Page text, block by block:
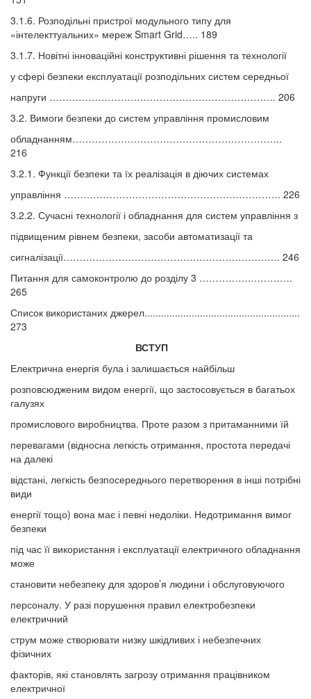
3.1.6. Розподільні пристрої модульного типу для
«інтелекттуальних» мереж Smart Grid….. 189
3.1.7. Новітні інноваційні конструктивні рішення та технології
у сфері безпеки експлуатації розподільних систем середньої
напруги ……………………………………………………………. 206
3.2. Вимоги безпеки до систем управління промисловим
обладнанням………………………………………………………..
216
3.2.1. Функції безпеки та їх реалізація в діючих системах
управління …………………………………………………………. 226
3.2.2. Сучасні технології і обладнання для систем управління з
підвищеним рівнем безпеки, засоби автоматизації та
сигналізації…………………………………………………………. 246
Питання для самоконтролю до розділу 3 …………….………….
265
Список використаних джерел........................................................
273
ВСТУП
Електрична енергія була і залишається найбільш
розповсюдженим видом енергії, що застосовується в багатьох
галузях
промислового виробництва. Проте разом з притаманними їй
перевагами (відносна легкість отримання, простота передачі
на далекі
відстані, легкість безпосереднього перетворення в інші потрібні
види
енергії тощо) вона має і певні недоліки. Недотримання вимог
безпеки
під час її використання і експлуатації електричного обладнання
може
становити небезпеку для здоров’я людини і обслуговуючого
персоналу. У разі порушення правил електробезпеки
електричний
струм може створювати низку шкідливих і небезпечних
фізичних
факторів, які становлять загрозу отримання працівником
електричної